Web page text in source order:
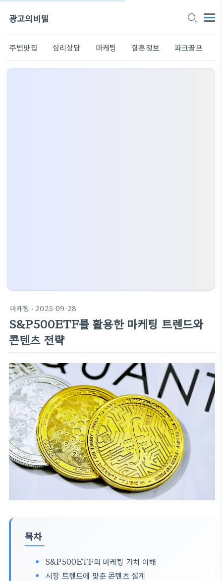
광고의비밀
주변맛집 심리상담 마케팅 결혼정보 파크골프
마케팅 · 2025-09-28
S&P500ETF를 활용한 마케팅 트렌드와
콘텐츠 전략
목차
S&P500ETF의 마케팅 가치 이해
시장 트렌드에 맞춘 콘텐츠 설계